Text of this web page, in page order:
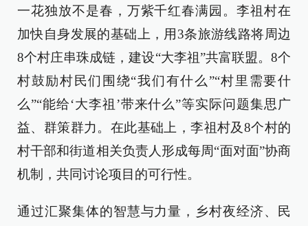
一花独放不是春，万紫千红春满园。李祖村在
加快自身发展的基础上，用3条旅游线路将周边
8个村庄串珠成链，建设“大李祖”共富联盟。8个
村鼓励村民们围绕“我们有什么”“村里需要什
么”“能给‘大李祖’带来什么”等实际问题集思广
益、群策群力。在此基础上，李祖村及8个村的
村干部和街道相关负责人形成每周“面对面”协商
机制，共同讨论项目的可行性。
通过汇聚集体的智慧与力量，乡村夜经济、民